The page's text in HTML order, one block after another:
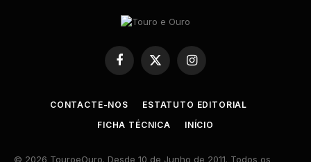
Facebook
X
Instagram
CONTACTE-NOS
ESTATUTO EDITORIAL
FICHA TÉCNICA
INÍCIO
© 2026 TouroeOuro. Desde 10 de Junho de 2011. Todos os